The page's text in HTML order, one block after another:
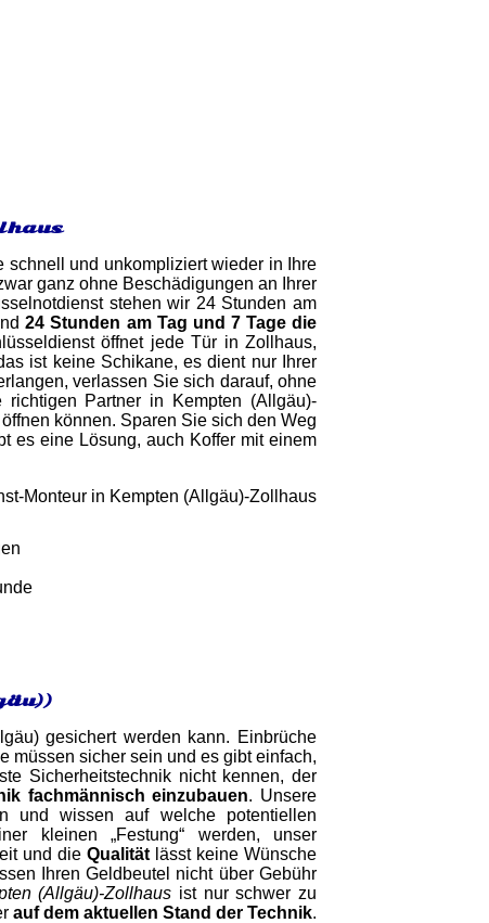
und unkompliziert wieder in Ihre
ganz ohne Beschädigungen an Ihrer
stehen wir 24 Stunden am
24 Stunden am Tag und 7 Tage die
öffnet jede Tür in Zollhaus,
ist keine Schikane, es dient nur Ihrer
verlassen Sie sich darauf, ohne
Partner in Kempten (Allgäu)-
können. Sparen Sie sich den Weg
es eine Lösung, auch Koffer mit einem
gesichert werden kann. Einbrüche
müssen sicher sein und es gibt einfach,
Sicherheitstechnik nicht kennen, der
fachmännisch einzubauen. Unsere
und wissen auf welche potentiellen
kleinen „Festung“ werden, unser
und die Qualität lässt keine Wünsche
Ihren Geldbeutel nicht über Gebühr
(Allgäu)-Zollhaus ist nur schwer zu
auf dem aktuellen Stand der Technik.